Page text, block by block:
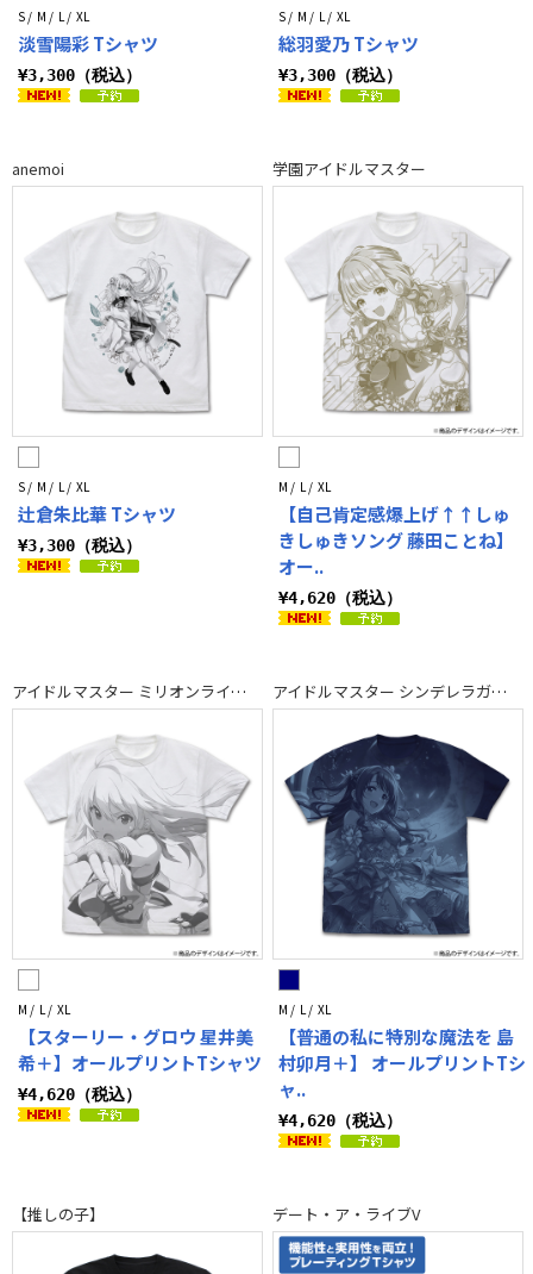
S / M / L / XL
淡雪陽彩 Tシャツ
¥3,300（税込）
S / M / L / XL
総羽愛乃 Tシャツ
¥3,300（税込）
anemoi
S / M / L / XL
辻倉朱比華 Tシャツ
¥3,300（税込）
学園アイドルマスター
M / L / XL
【自己肯定感爆上げ↑↑しゅ
きしゅきソング 藤田ことね】
オー..
¥4,620（税込）
アイドルマスター ミリオンライブ！
M / L / XL
【スターリー・グロウ 星井美
希＋】オールプリントTシャツ
¥4,620（税込）
アイドルマスター シンデレラガールズ
M / L / XL
【普通の私に特別な魔法を 島
村卯月＋】 オールプリントTシ
ャ..
¥4,620（税込）
【推しの子】 デート・ア・ライブV